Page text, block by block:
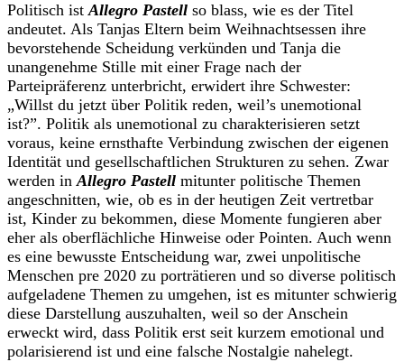
Politisch istAllegro Pastell so blass, wie es der Titel
andeutet. Als Tanjas Eltern beim Weihnachtsessen ihre
bevorstehende Scheidung verkünden und Tanja die
unangenehme Stille mit einer Frage nach der
Parteipräferenz unterbricht, erwidert ihre Schwester:
„Willst du jetzt über Politik reden, weil’s unemotional
ist?”. Politik als unemotional zu charakterisieren setzt
voraus, keine ernsthafte Verbindung zwischen der eigenen
Identität und gesellschaftlichen Strukturen zu sehen. Zwar
werden inAllegro Pastell mitunter politische Themen
angeschnitten, wie, ob es in der heutigen Zeit vertretbar
ist, Kinder zu bekommen, diese Momente fungieren aber
eher als oberflächliche Hinweise oder Pointen. Auch wenn
es eine bewusste Entscheidung war, zwei unpolitische
Menschen pre 2020 zu porträtieren und so diverse politisch
aufgeladene Themen zu umgehen, ist es mitunter schwierig
diese Darstellung auszuhalten, weil so der Anschein
erweckt wird, dass Politik erst seit kurzem emotional und
polarisierend ist und eine falsche Nostalgie nahelegt.